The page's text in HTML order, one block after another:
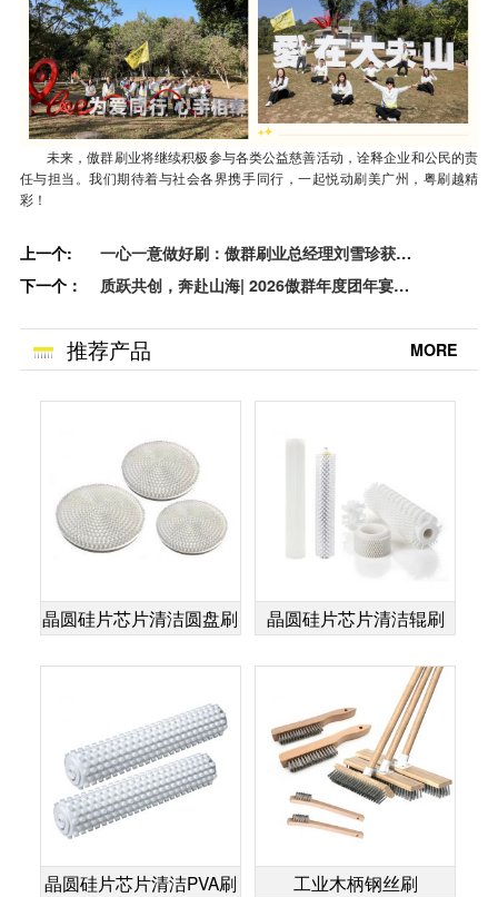
未来，傲群刷业将继续积极参与各类公益慈善活动，诠释企业和公民的责
任与担当。我们期待着与社会各界携手同行，一起悦动刷美广州，粤刷越精
彩！
上一个:
一心一意做好刷：傲群刷业总经理刘雪珍获
评“南沙区优秀民营企业家”
下一个：
质跃共创，奔赴山海| 2026傲群年度团年宴，
推荐产品 MORE
晶圆硅片芯片清洁圆盘刷 晶圆硅片芯片清洁辊刷
晶圆硅片芯片清洁PVA刷 工业木柄钢丝刷